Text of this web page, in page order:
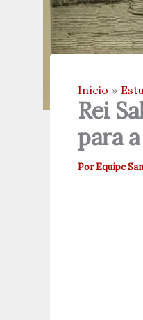
Início
Rei
para
PorEquipe